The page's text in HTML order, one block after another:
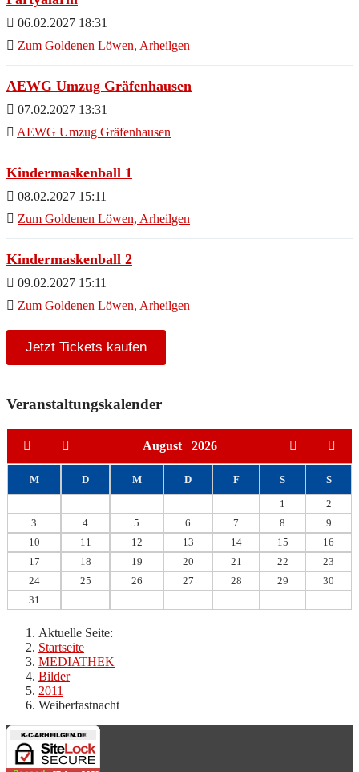
06.02.2027 18:31
Zum Goldenen Löwen, Arheilgen
AEWG Umzug Gräfenhausen
07.02.2027 13:31
AEWG Umzug Gräfenhausen
Kindermaskenball 1
08.02.2027 15:11
Zum Goldenen Löwen, Arheilgen
Kindermaskenball 2
09.02.2027 15:11
Zum Goldenen Löwen, Arheilgen
Jetzt Tickets kaufen
Veranstaltungskalender
August 2026
M D M D F S
S
1
2
3
4 5 6 7 8
9
10
11 12 13 14 15
16
17
18 19 20 21 22
23
24
25 26 27 28 29
30
31
Aktuelle Seite:
Startseite
MEDIATHEK
Bilder
2011
Weiberfastnacht